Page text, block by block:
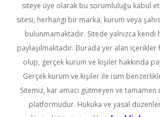
siteye üye olarak bu sorumluluğu kabul
sitesi, herhangi bir marka, kurum veya
bulunmamaktadır. Sitede yalnızca kendi
paylaşılmaktadır. Burada yer alan
olup, gerçek kurum ve kişiler hakkında
Gerçek kurum ve kişiler ile isim
Sitemiz, kar amacı gütmeyen ve
platformudur. Hukuka ve yasal